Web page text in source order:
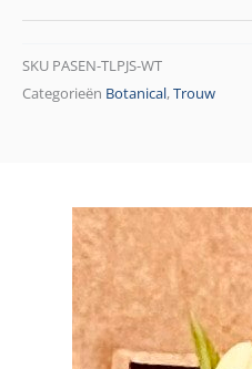
SKU PASEN-TLPJS-WT
Categorieën Botanical,Trouw